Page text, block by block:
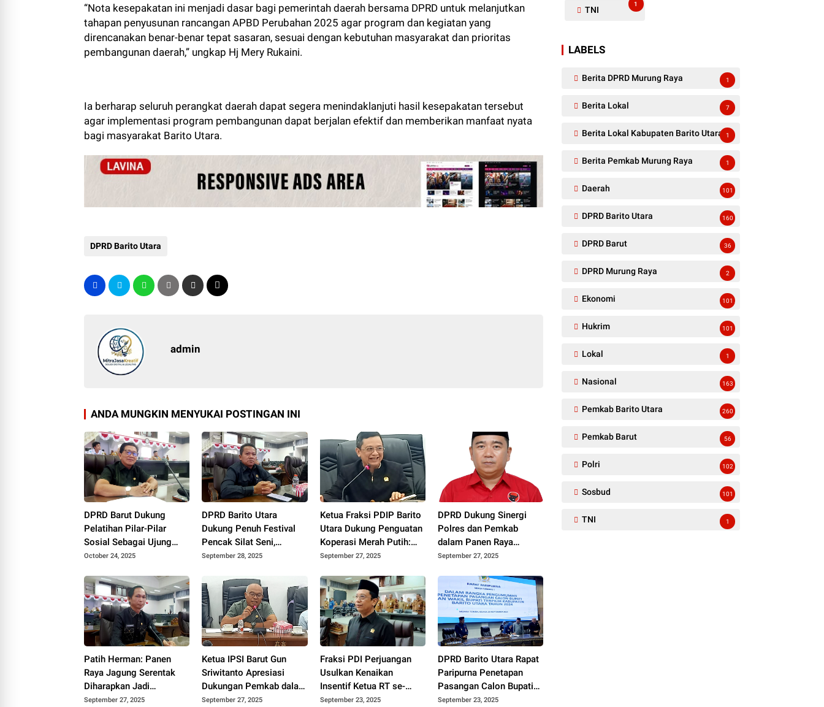
“Nota kesepakatan ini menjadi dasar bagi pemerintah daerah bersama DPRD untuk melanjutkan
tahapan penyusunan rancangan APBD Perubahan 2025 agar program dan kegiatan yang
direncanakan benar-benar tepat sasaran, sesuai dengan kebutuhan masyarakat dan prioritas
pembangunan daerah,” ungkap Hj Mery Rukaini.
Ia berharap seluruh perangkat daerah dapat segera menindaklanjuti hasil kesepakatan tersebut
agar implementasi program pembangunan dapat berjalan efektif dan memberikan manfaat nyata
bagi masyarakat Barito Utara.
DPRD Barito Utara
admin
ANDA MUNGKIN MENYUKAI POSTINGAN INI
DPRD Barut Dukung
Pelatihan Pilar-Pilar
Sosial Sebagai Ujung
Tombak Pelayanan
October 24, 2025
DPRD Barito Utara
Dukung Penuh Festival
Pencak Silat Seni,
Ardianto:Warisan Budaya
September 28, 2025
Ketua Fraksi PDIP Barito
Utara Dukung Penguatan
Koperasi Merah Putih:
Dorong Kemandirian
September 27, 2025
DPRD Dukung Sinergi
Polres dan Pemkab
dalam Panen Raya
Jagung,Barut Siap Jadi
September 27, 2025
Patih Herman: Panen
Raya Jagung Serentak
Diharapkan Jadi
Momentum Penguatan
September 27, 2025
Ketua IPSI Barut Gun
Sriwitanto Apresiasi
Dukungan Pemkab dalam
Festival Pencak Silat
September 27, 2025
Fraksi PDI Perjuangan
Usulkan Kenaikan
Insentif Ketua RT se-
Barito Utara
September 23, 2025
DPRD Barito Utara Rapat
Paripurna Penetapan
Pasangan Calon Bupati
dan Wakil Bupati Terpilih
September 23, 2025
TNI
1
LABELS
Berita DPRD Murung Raya 1
Berita Lokal 7
Berita Lokal Kabupaten Barito Utara 1
Berita Pemkab Murung Raya 1
Daerah 101
DPRD Barito Utara 160
DPRD Barut 36
DPRD Murung Raya 2
Ekonomi 101
Hukrim 101
Lokal 1
Nasional 163
Pemkab Barito Utara 260
Pemkab Barut 56
Polri 102
Sosbud 101
TNI 1